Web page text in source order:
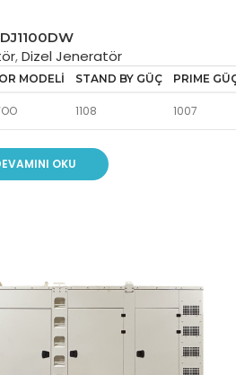
,Dizel Jeneratör
MODELİ STAND BY GÜÇ PRIME
1108 1007
OKU